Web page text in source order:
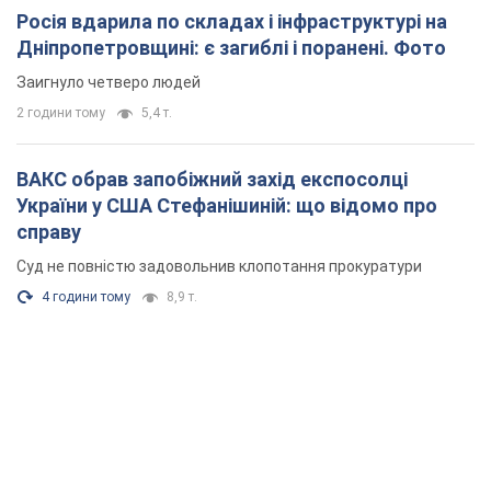
Росія вдарила по складах і інфраструктурі на
Дніпропетровщині: є загиблі і поранені. Фото
Заигнуло четверо людей
2 години тому 5,4 т.
ВАКС обрав запобіжний захід експосолці
України у США Стефанішиній: що відомо про
справу
Суд не повністю задовольнив клопотання прокуратури
4 години тому 8,9 т.